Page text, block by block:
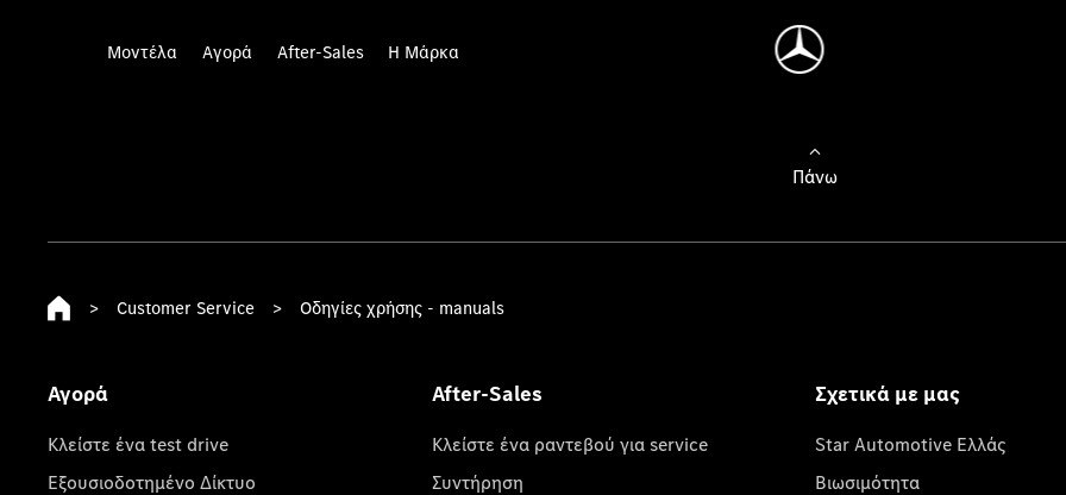
Μοντέλα Αγορά After-Sales Η Μάρκα
Πάνω
> Customer Service > Οδηγίες χρήσης - manuals
Αγορά
Κλείστε ένα test drive
Εξουσιοδοτημένο Δίκτυο
After-Sales
Κλείστε ένα ραντεβού για service
Συντήρηση
Σχετικά με μας
Star Automotive Ελλάς
Βιωσιμότητα